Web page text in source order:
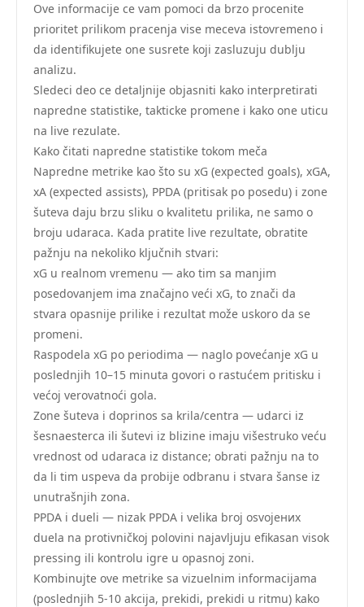
Ove informacije ce vam pomoci da brzo procenite
prioritet prilikom pracenja vise meceva istovremeno i
da identifikujete one susrete koji zasluzuju dublju
analizu.
Sledeci deo ce detaljnije objasniti kako interpretirati
napredne statistike, takticke promene i kako one uticu
na live rezulate.
Kako čitati napredne statistike tokom meča
Napredne metrike kao što su xG (expected goals), xGA,
xA (expected assists), PPDA (pritisak po posedu) i zone
šuteva daju brzu sliku o kvalitetu prilika, ne samo o
broju udaraca. Kada pratite live rezultate, obratite
pažnju na nekoliko ključnih stvari:
xG u realnom vremenu — ako tim sa manjim
posedovanjem ima značajno veći xG, to znači da
stvara opasnije prilike i rezultat može uskoro da se
promeni.
Raspodela xG po periodima — naglo povećanje xG u
poslednjih 10–15 minuta govori o rastućem pritisku i
većoj verovatnoći gola.
Zone šuteva i doprinos sa krila/centra — udarci iz
šesnaesterca ili šutevi iz blizine imaju višestruko veću
vrednost od udaraca iz distance; obrati pažnju na to
da li tim uspeva da probije odbranu i stvara šanse iz
unutrašnjih zona.
PPDA i dueli — nizak PPDA i velika broj osvojених
duela na protivničkoj polovini najavljuju efikasan visok
pressing ili kontrolu igre u opasnoj zoni.
Kombinujte ove metrike sa vizuelnim informacijama
(poslednjih 5-10 akcija, prekidi, prekidi u ritmu) kako